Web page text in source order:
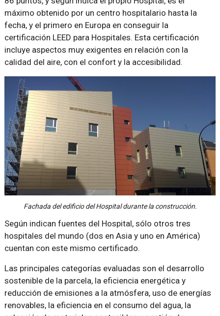
máximo obtenido por un centro hospitalario hasta la
fecha, y el primero en Europa en conseguir la
certificación LEED para Hospitales. Esta certificación
incluye aspectos muy exigentes en relación con la
calidad del aire, con el confort y la accesibilidad.
Fachada del edificio del Hospital durante la construcción.
Según indican fuentes del Hospital, sólo otros tres
hospitales del mundo (dos en Asia y uno en América)
cuentan con este mismo certificado.
Las principales categorías evaluadas son el desarrollo
sostenible de la parcela, la eficiencia energética y
reducción de emisiones a la atmósfera, uso de energías
renovables, la eficiencia en el consumo del agua, la